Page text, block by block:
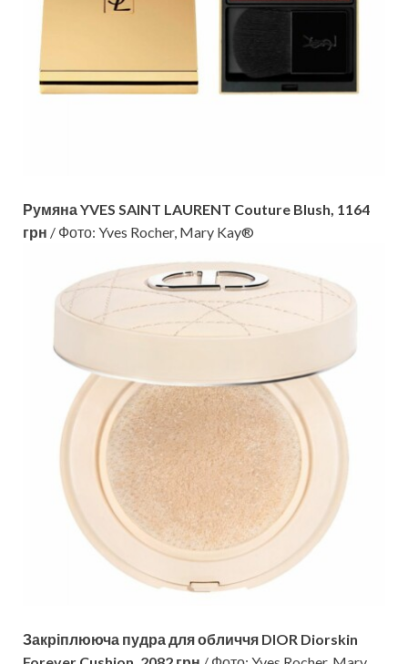
Румяна YVES SAINT LAURENT Couture Blush, 1164
грн / Фото: Yves Rocher, Mary Kay®
Закріплююча пудра для обличчя DIOR Diorskin